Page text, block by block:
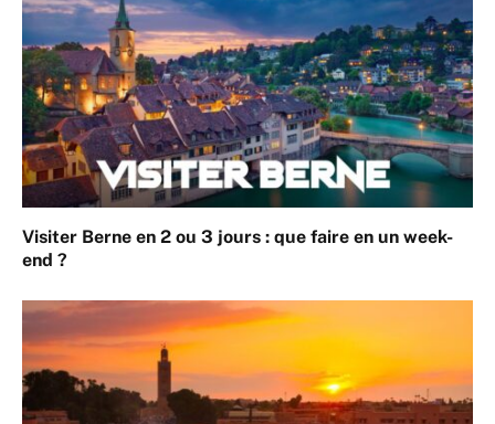
Visiter Berne en 2 ou 3 jours : que faire en un week-
end ?